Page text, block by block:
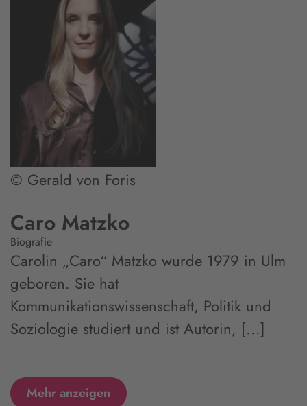
© Gerald von Foris
Caro Matzko
Biografie
Carolin „Caro“ Matzko wurde 1979 in Ulm
geboren. Sie hat
Kommunikationswissenschaft, Politik und
Soziologie studiert und ist Autorin, [...]
Mehr anzeigen